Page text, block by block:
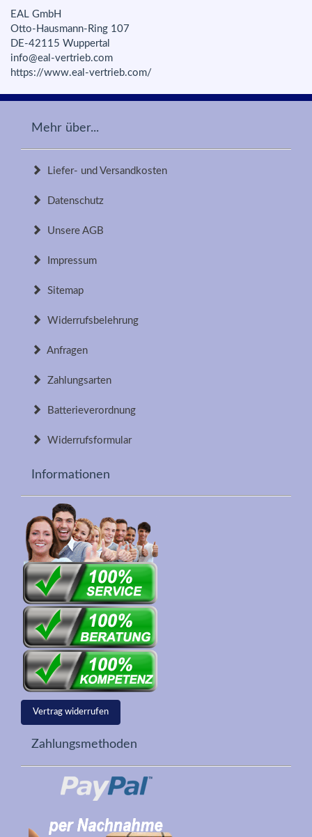
EAL GmbH
Otto-Hausmann-Ring 107
DE-42115 Wuppertal
info@eal-vertrieb.com
https://www.eal-vertrieb.com/
Mehr über...
Liefer- und Versandkosten
Datenschutz
Unsere AGB
Impressum
Sitemap
Widerrufsbelehrung
Anfragen
Zahlungsarten
Batterieverordnung
Widerrufsformular
Informationen
Vertrag widerrufen
Zahlungsmethoden